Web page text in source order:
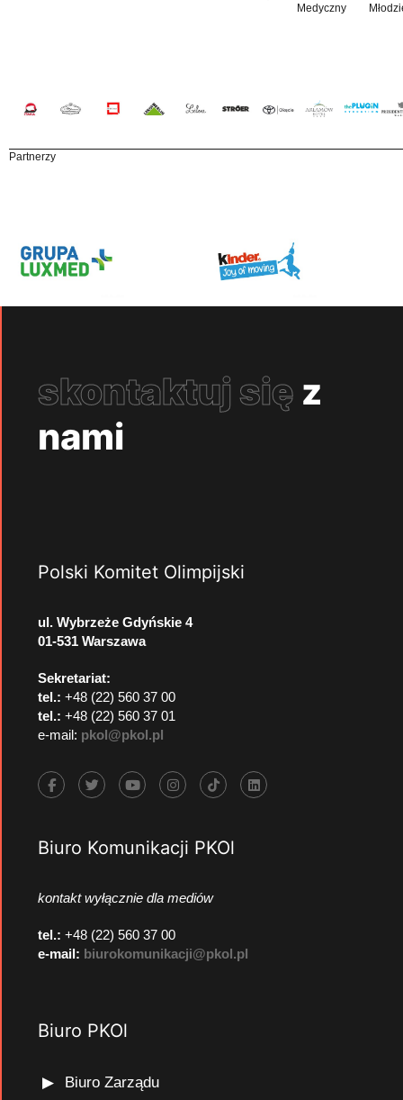
Medyczny
Partnerzy
skontaktuj się z
nami
Polski Komitet Olimpijski
ul. Wybrzeże Gdyńskie 4
01-531 Warszawa
Sekretariat:
tel.: +48 (22) 560 37 00
tel.: +48 (22) 560 37 01
e-mail: pkol@pkol.pl
Biuro Komunikacji PKOl
kontakt wyłącznie dla mediów
tel.: +48 (22) 560 37 00
e-mail: biurokomunikacji@pkol.pl
Biuro PKOl
Biuro Zarządu